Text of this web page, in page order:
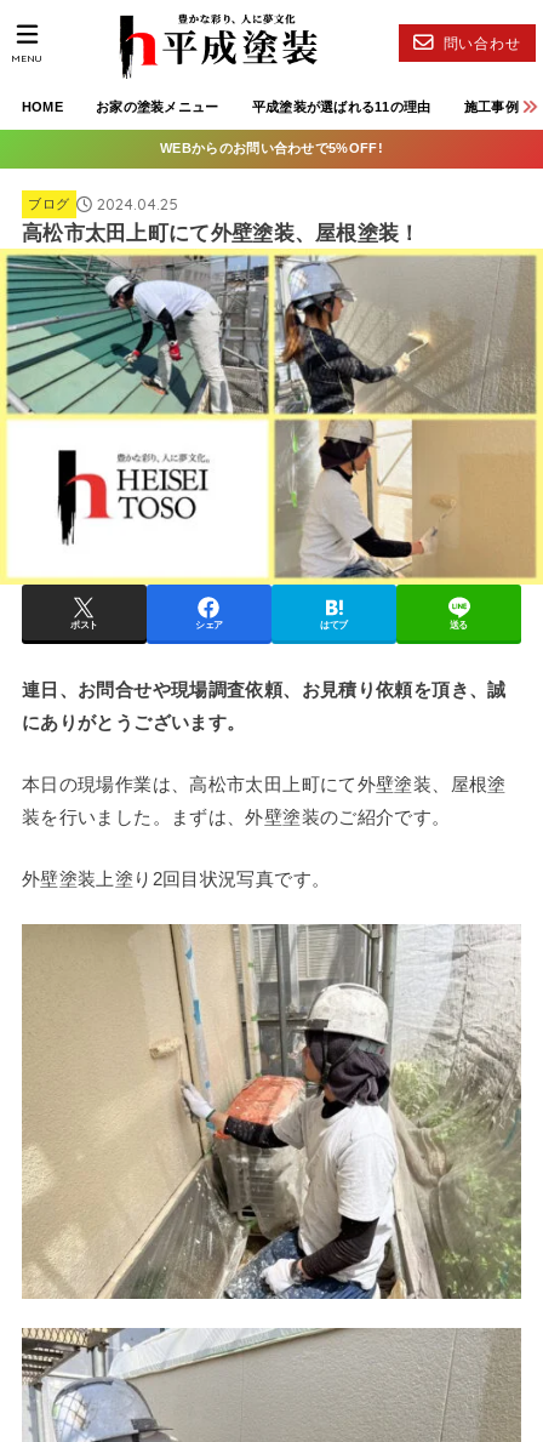
HOME お家の塗装メニュー 平成塗装が選ばれる11の理由 施工事例
問い合わせ
MENU
WEBからのお問い合わせで5%OFF!
ブログ 2024.04.25
高松市太田上町にて外壁塗装、屋根塗装！
ポスト シェア はてブ 送る
連日、お問合せや現場調査依頼、お見積り依頼を頂き、誠
にありがとうございます。
本日の現場作業は、高松市太田上町にて外壁塗装、屋根塗
装を行いました。まずは、外壁塗装のご紹介です。
外壁塗装上塗り2回目状況写真です。